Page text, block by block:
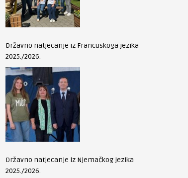
Državno natjecanje iz Francuskoga jezika
2025./2026.
Državno natjecanje iz Njemačkog jezika
2025./2026.